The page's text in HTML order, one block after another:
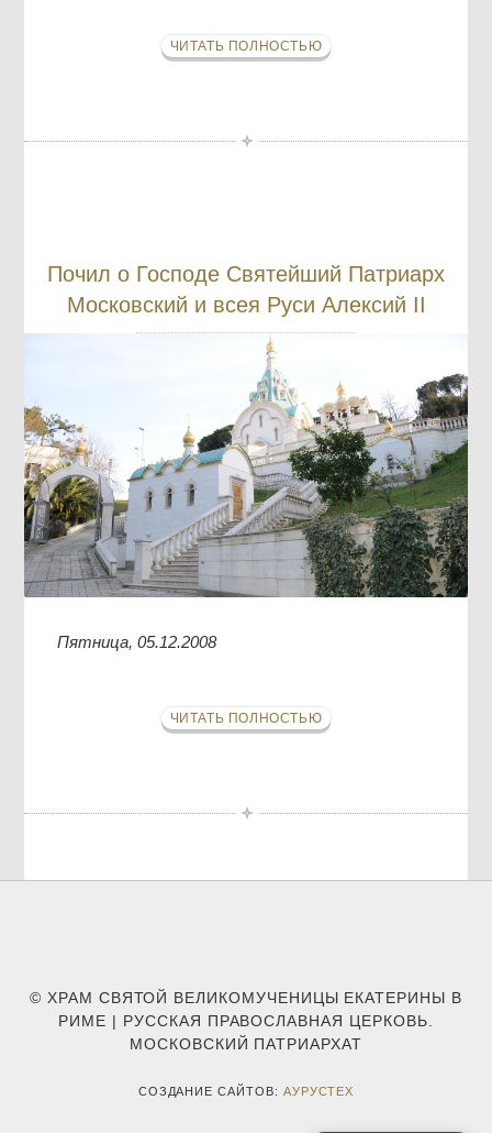
ЧИТАТЬ ПОЛНОСТЬЮ
Почил о Господе Святейший Патриарх
Московский и всея Руси Алексий II
Пятница, 05.12.2008
ЧИТАТЬ ПОЛНОСТЬЮ
© ХРАМ СВЯТОЙ ВЕЛИКОМУЧЕНИЦЫ ЕКАТЕРИНЫ В
РИМЕ | РУССКАЯ ПРАВОСЛАВНАЯ ЦЕРКОВЬ.
МОСКОВСКИЙ ПАТРИАРХАТ
СОЗДАНИЕ САЙТОВ: АУРУСТЕХ